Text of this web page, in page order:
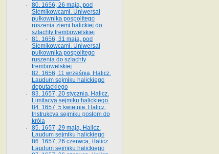
80. 1656, 26 maja, pod
Siemikowcami. Uniwersał
pułkownika pospolitego
ruszenia ziemi halickiej do
szlachty trembowelskiej
81. 1656, 31 maja, pod
Siemikowcami. Uniwersał
pułkownika pospolitego
ruszenia do szlachty
trembowelskiej
82. 1656, 11 września, Halicz.
Laudum sejmiku halickiego
deputackiego
83. 1657, 20 stycznia, Halicz.
Limitacya sejmiku halickiego.
84. 1657, 5 kwietnia, Halicz.
Instrukcya sejmiku posłom do
króla
85. 1657, 29 maja, Halicz.
Laudum sejmiku halickiego
86. 1657, 26 czerwca, Halicz.
Laudum sejmiku halickiego